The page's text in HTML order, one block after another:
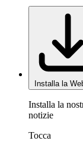
Installa la
Installa la
notizie
Tocca